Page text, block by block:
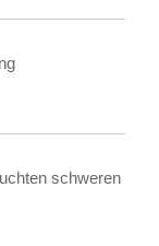
schweren